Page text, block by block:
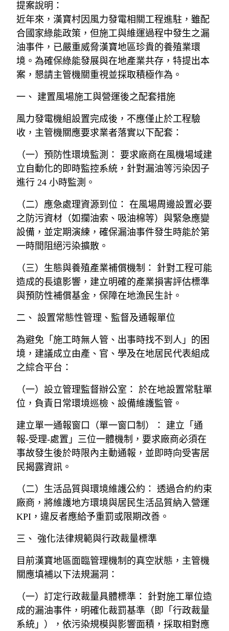
提案說明：
近年來，漢寶村因風力發電相關工程進駐，雖配
合國家綠能政策，但施工與維運過程中發生之漏
油事件，已嚴重威脅漢寶地區珍貴的養殖業環
境。為確保綠能發展與在地產業共存，特提出本
案，懇請主管機關重視並採取積極作為。
一、 建置風場施工與營運後之配套措施
風力發電機組設置完成後，不應僅止於工程驗
收，主管機關應要求業者落實以下配套：
（一）預防性環境監測： 要求廠商在風機場域建
立自動化的即時監控系統，針對漏油等污染因子
進行 24 小時監測。
（二）應急處理資源到位： 在風場周邊設置必要
之防污資材（如攔油索、吸油棉等）與緊急應變
設備，並定期演練，確保漏油事件發生時能於第
一時間阻絕污染擴散。
（三）生態與養殖產業補償機制： 針對工程可能
造成的長遠影響，建立明確的產業損害評估標準
與預防性補償基金，保障在地漁民生計。
二、 設置常態性管理、監督及通報單位
為避免「施工時無人管、出事時找不到人」的困
境，建議成立由產、官、學及在地居民代表組成
之綜合平台：
（一）設立管理監督辦公室： 於在地設置常駐單
位，負責日常環境巡檢、設備維護監管。
建立單一通報窗口（單一窗口制）： 建立「通
報-受理-處置」三位一體機制，要求廠商必須在
事故發生後於時限內主動通報，並即時向受害居
民揭露資訊。
（二）生活品質與環境維護公約： 透過合約約束
廠商，將維護地方環境與居民生活品質納入營運
KPI，違反者應給予重罰或限期改善。
三、 強化法律規範與行政裁量標準
目前漢寶地區面臨管理機制的真空狀態，主管機
關應填補以下法規漏洞：
（一）訂定行政裁量具體標準： 針對施工單位造
成的漏油事件，明確化裁罰基準（即「行政裁量
系統」），依污染規模與影響面積，採取相對應